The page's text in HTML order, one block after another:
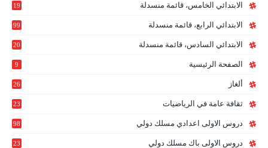
الابتدائي الخامس، قائمة منسدلة
19
الابتدائي الرابع، قائمة منسدلة 99
الابتدائي السادس، قائمة منسدلة
20
الصفحة الرئيسية 9
ألغاز 26
ثقافة عامة في الرياضيات 23
دروس الاولى اعدادي مسلك دولي 98
دروس الاولى باك مسلك دولي
23